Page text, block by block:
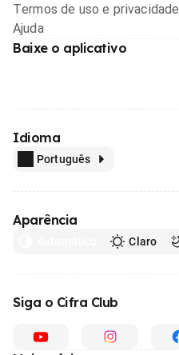
Termos de uso e privacidade
Ajuda
Baixe o aplicativo
Idioma
Português
Aparência
Claro
Siga o Cifra Club